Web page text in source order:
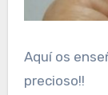
Aquí os
precioso!!